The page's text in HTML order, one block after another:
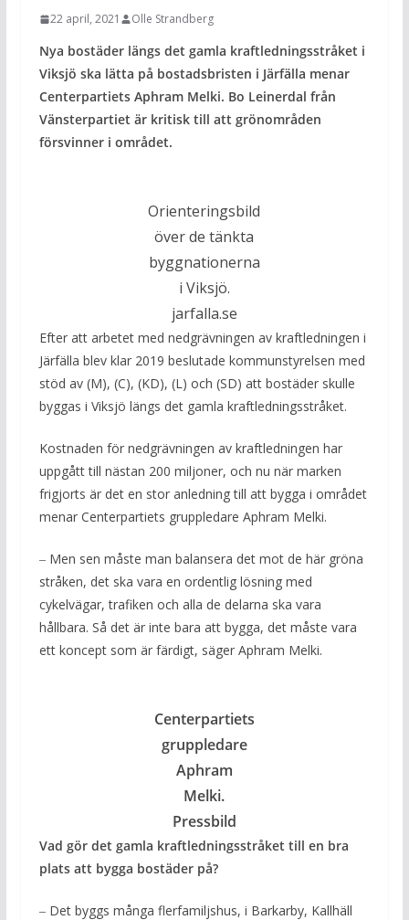
22 april, 2021 Olle Strandberg
Nya bostäder längs det gamla kraftledningsstråket i
Viksjö ska lätta på bostadsbristen i Järfälla menar
Centerpartiets Aphram Melki. Bo Leinerdal från
Vänsterpartiet är kritisk till att grönområden
försvinner i området.
Orienteringsbild
över de tänkta
byggnationerna
i Viksjö.
jarfalla.se
Efter att arbetet med nedgrävningen av kraftledningen i
Järfälla blev klar 2019 beslutade kommunstyrelsen med
stöd av (M), (C), (KD), (L) och (SD) att bostäder skulle
byggas i Viksjö längs det gamla kraftledningsstråket.
Kostnaden för nedgrävningen av kraftledningen har
uppgått till nästan 200 miljoner, och nu när marken
frigjorts är det en stor anledning till att bygga i området
menar Centerpartiets gruppledare Aphram Melki.
‒ Men sen måste man balansera det mot de här gröna
stråken, det ska vara en ordentlig lösning med
cykelvägar, trafiken och alla de delarna ska vara
hållbara. Så det är inte bara att bygga, det måste vara
ett koncept som är färdigt, säger Aphram Melki.
Centerpartiets
gruppledare
Aphram
Melki.
Pressbild
Vad gör det gamla kraftledningsstråket till en bra
plats att bygga bostäder på?
‒ Det byggs många flerfamiljshus, i Barkarby, Kallhäll